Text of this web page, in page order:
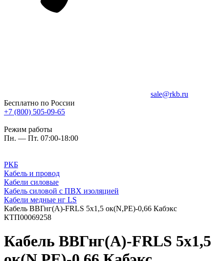
sale@rkb.ru
Бесплатно по России
+7 (800) 505-09-65
Режим работы
Пн. — Пт. 07:00-18:00
РКБ
Кабель и провод
Кабели силовые
Кабель силовой с ПВХ изоляцией
Кабели медные нг LS
Кабель ВВГнг(A)-FRLS 5х1,5 ок(N,PE)-0,66 Кабэкс
КТП00069258
Кабель ВВГнг(A)-FRLS 5х1,5